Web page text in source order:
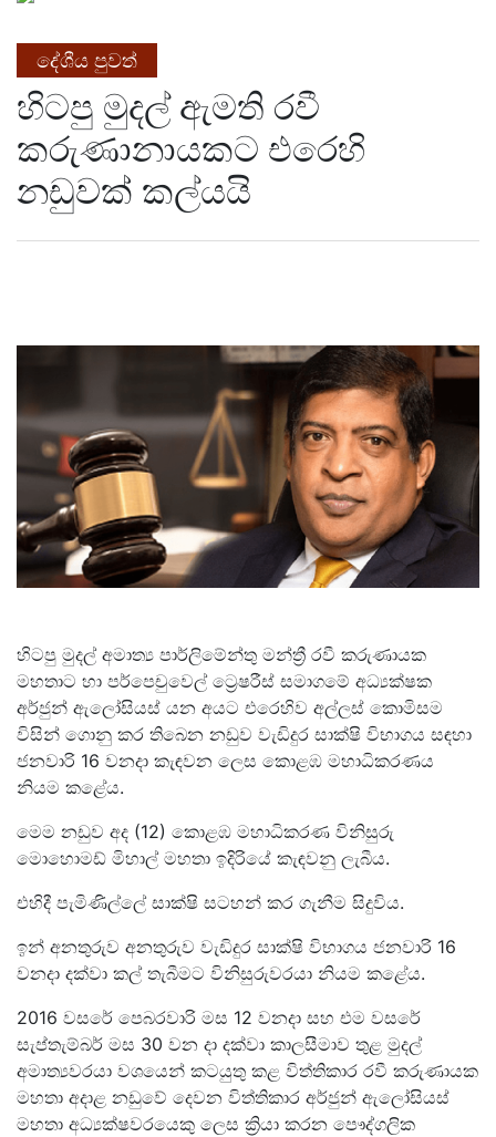
දේශීය පුවත්
හිටපු මුදල් ඇමති රවී
කරුණානායකට එරෙහි
නඩුවක් කල්යයි
හිටපු මුදල් අමාත්‍ය පාර්ලිමේන්තු මන්ත්‍රී රවී කරුණායක
මහතාට හා පර්පෙචුවෙල් ට්‍රෙෂරීස් සමාගමේ අධ්‍යක්ෂක
අර්ජුන් ඇලෝසියස් යන අයට එරෙහිව අල්ලස් කොමිසම
විසින් ගොනු කර තිබෙන නඩුව වැඩිදුර සාක්ෂි විභාගය සඳහා
ජනවාරි 16 වනදා කැඳවන ලෙස කොළඹ මහාධිකරණය
නියම කළේය.
මෙම නඩුව අද (12) කොළඹ මහාධිකරණ විනිසුරු
මොහොමඩ් මිහාල් මහතා ඉදිරියේ කැඳවනු ලැබීය.
එහිදී පැමිණිල්ලේ සාක්ෂි සටහන් කර ගැනීම සිදුවිය.
ඉන් අනතුරුව අනතුරුව වැඩිදුර සාක්ෂි විභාගය ජනවාරි 16
වනදා දක්වා කල් තැබීමට විනිසුරුවරයා නියම කළේය.
2016 වසරේ පෙබරවාරි මස 12 වනදා සහ එම වසරේ
සැප්තැම්බර් මස 30 වන දා දක්වා කාලසීමාව තුළ මුදල්
අමාත්‍යවරයා වශයෙන් කටයුතු කළ විත්තිකාර රවී කරුණායක
මහතා අදාළ නඩුවේ දෙවන විත්තිකාර අර්ජුන් ඇලෝසියස්
මහතා අධ්‍යක්ෂවරයෙකු ලෙස ක්‍රියා කරන පෞද්ගලික